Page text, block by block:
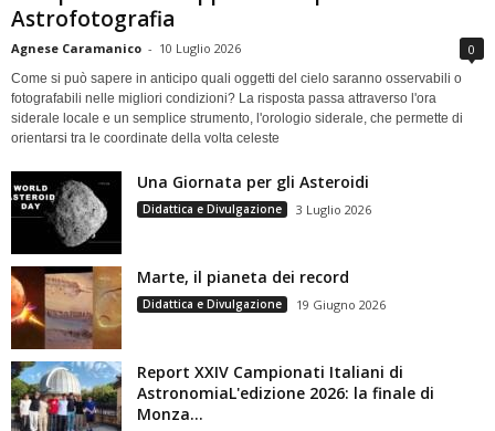
Astrofotografia
Agnese Caramanico - 10 Luglio 2026 0
Come si può sapere in anticipo quali oggetti del cielo saranno osservabili o
fotografabili nelle migliori condizioni? La risposta passa attraverso l'ora
siderale locale e un semplice strumento, l'orologio siderale, che permette di
orientarsi tra le coordinate della volta celeste
Una Giornata per gli Asteroidi
Didattica e Divulgazione 3 Luglio 2026
Marte, il pianeta dei record
Didattica e Divulgazione 19 Giugno 2026
Report XXIV Campionati Italiani di
AstronomiaL'edizione 2026: la finale di
Monza...